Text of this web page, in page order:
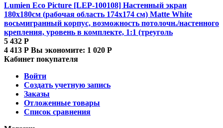
Lumien Eco Picture [LEP-100108] Настенный экран
180х180см (рабочая область 174х174 см) Matte White
восьмигранный корпус, возможность потолочн./настенного
крепления, уровень в комплекте, 1:1 (треуголь
5 432 Р
4 413 Р Вы экономите: 1 020 Р
Кабинет покупателя
Войти
Создать учетную запись
Заказы
Отложенные товары
Список сравнения